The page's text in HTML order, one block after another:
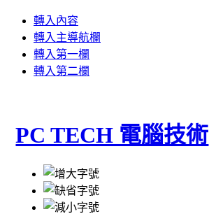
轉入內容
轉入主導航欄
轉入第一欄
轉入第二欄
PC TECH 電腦技術